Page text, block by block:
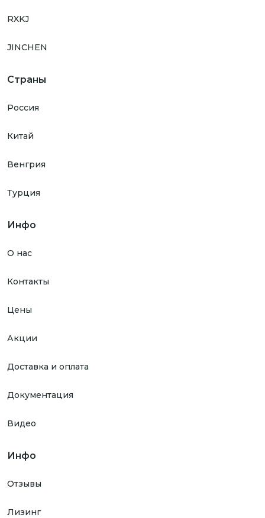
RXKJ
JINCHEN
Страны
Россия
Китай
Венгрия
Турция
Инфо
О нас
Контакты
Цены
Акции
Доставка и оплата
Документация
Видео
Инфо
Отзывы
Лизинг